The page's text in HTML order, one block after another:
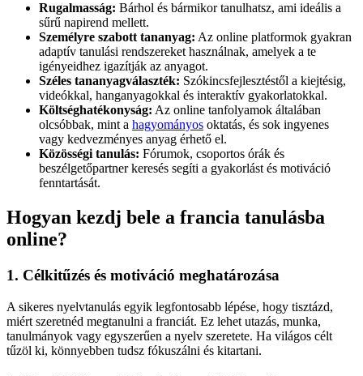
Rugalmasság: Bárhol és bármikor tanulhatsz, ami ideális a
sűrű napirend mellett.
Személyre szabott tananyag: Az online platformok gyakran
adaptív tanulási rendszereket használnak, amelyek a te
igényeidhez igazítják az anyagot.
Széles tananyagválaszték: Szókincsfejlesztéstől a kiejtésig,
videókkal, hanganyagokkal és interaktív gyakorlatokkal.
Költséghatékonyság: Az online tanfolyamok általában
olcsóbbak, mint a hagyományos oktatás, és sok ingyenes
vagy kedvezményes anyag érhető el.
Közösségi tanulás: Fórumok, csoportos órák és
beszélgetőpartner keresés segíti a gyakorlást és motiváció
fenntartását.
Hogyan kezdj bele a francia tanulásba
online?
1. Célkitűzés és motiváció meghatározása
A sikeres nyelvtanulás egyik legfontosabb lépése, hogy tisztázd,
miért szeretnéd megtanulni a franciát. Ez lehet utazás, munka,
tanulmányok vagy egyszerűen a nyelv szeretete. Ha világos célt
tűzöl ki, könnyebben tudsz fókuszálni és kitartani.